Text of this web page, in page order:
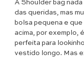
A Shoulder bag
das queridas, mas
bolsa pequena e
acima, por exemplo,
perfeita para
vestido longo. Mas